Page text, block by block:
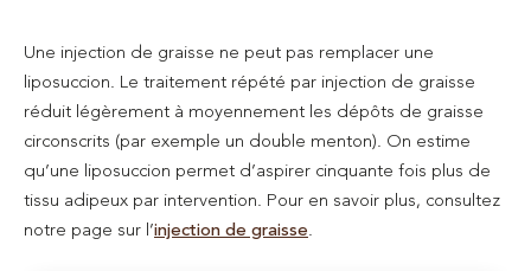
Une injection de graisse ne peut pas remplacer une
liposuccion. Le traitement répété par injection de graisse
réduit légèrement à moyennement les dépôts de graisse
circonscrits (par exemple un double menton). On estime
qu’une liposuccion permet d’aspirer cinquante fois plus de
tissu adipeux par intervention. Pour en savoir plus, consultez
notre page sur l’injection de graisse